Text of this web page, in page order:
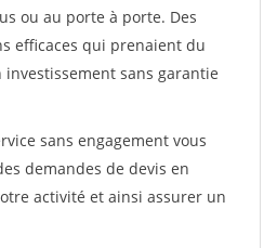
ou au porte à porte. Des
efficaces qui prenaient du
sans garantie
sans engagement vous
demandes de devis en
activité et ainsi assurer un